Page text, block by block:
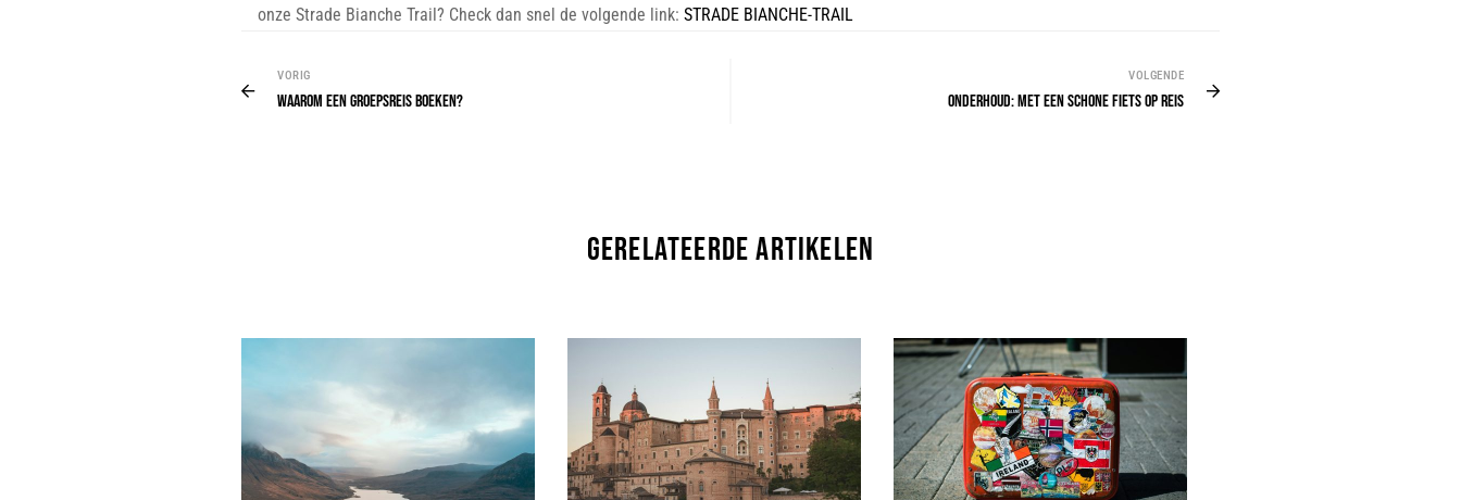
onze Strade Bianche Trail? Check dan snel de volgende link: STRADE BIANCHE-TRAIL
VORIG
Waarom een groepsreis boeken?
VOLGENDE
ONDERHOUD: MET EEN SCHONE FIETS OP REIS
gerelateerde artikelen